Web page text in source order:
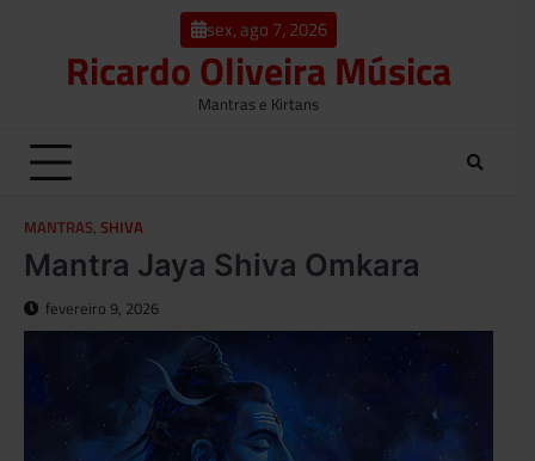
sex, ago 7, 2026
Ricardo Oliveira Música
Mantras e Kirtans
MANTRAS, SHIVA
Mantra Jaya Shiva Omkara
fevereiro 9, 2026